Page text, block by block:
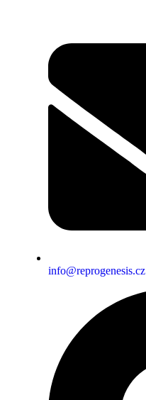
info@reprogenesis.cz